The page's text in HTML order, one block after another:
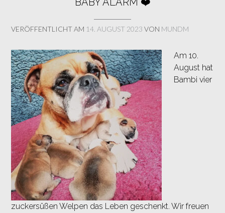
VERÖFFENTLICHT AM 14. AUGUST 2023 VON MUNDM
Am 10.
August hat
Bambi vier
zuckersüßen Welpen das Leben geschenkt. Wir freuen